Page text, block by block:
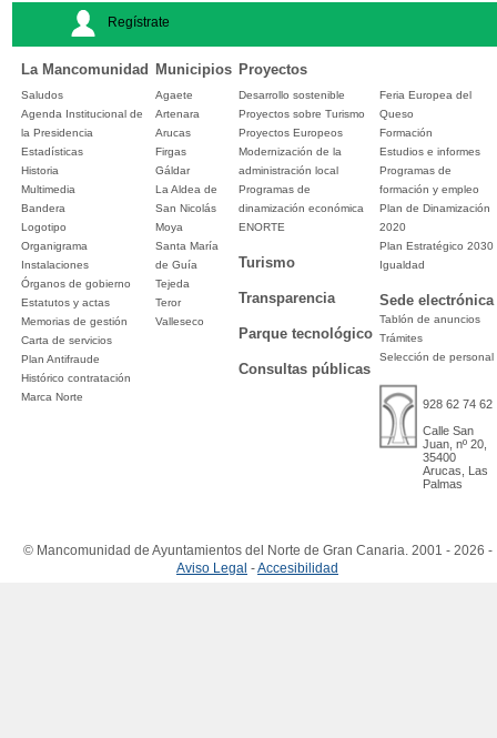
Regístrate
La Mancomunidad Municipios Proyectos
Saludos
Agenda Institucional de
la Presidencia
Estadísticas
Historia
Multimedia
Bandera
Logotipo
Organigrama
Instalaciones
Órganos de gobierno
Estatutos y actas
Memorias de gestión
Carta de servicios
Plan Antifraude
Histórico contratación
Marca Norte
Agaete
Artenara
Arucas
Firgas
Gáldar
La Aldea de
San Nicolás
Moya
Santa María
de Guía
Tejeda
Teror
Valleseco
Desarrollo sostenible
Proyectos sobre Turismo
Proyectos Europeos
Modernización de la
administración local
Programas de
dinamización económica
ENORTE
Turismo
Transparencia
Parque tecnológico
Consultas públicas
Feria Europea del
Queso
Formación
Estudios e informes
Programas de
formación y empleo
Plan de Dinamización
2020
Plan Estratégico 2030
Igualdad
Sede electrónica
Tablón de anuncios
Trámites
Selección de personal
928 62 74 62
Calle San
Juan, nº 20,
35400
Arucas, Las
Palmas
© Mancomunidad de Ayuntamientos del Norte de Gran Canaria. 2001 - 2026 -
Aviso Legal -Accesibilidad